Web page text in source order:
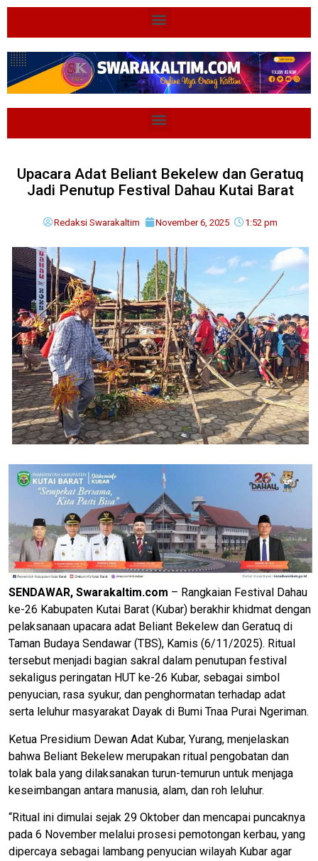
Upacara Adat Beliant Bekelew dan Geratuq
Jadi Penutup Festival Dahau Kutai Barat
Redaksi Swarakaltim November 6, 2025 1:52 pm
SENDAWAR, Swarakaltim.com – Rangkaian Festival Dahau
ke-26 Kabupaten Kutai Barat (Kubar) berakhir khidmat dengan
pelaksanaan upacara adat Beliant Bekelew dan Geratuq di
Taman Budaya Sendawar (TBS), Kamis (6/11/2025). Ritual
tersebut menjadi bagian sakral dalam penutupan festival
sekaligus peringatan HUT ke-26 Kubar, sebagai simbol
penyucian, rasa syukur, dan penghormatan terhadap adat
serta leluhur masyarakat Dayak di Bumi Tnaa Purai Ngeriman.
Ketua Presidium Dewan Adat Kubar, Yurang, menjelaskan
bahwa Beliant Bekelew merupakan ritual pengobatan dan
tolak bala yang dilaksanakan turun-temurun untuk menjaga
keseimbangan antara manusia, alam, dan roh leluhur.
“Ritual ini dimulai sejak 29 Oktober dan mencapai puncaknya
pada 6 November melalui prosesi pemotongan kerbau, yang
dipercaya sebagai lambang penyucian wilayah Kubar agar